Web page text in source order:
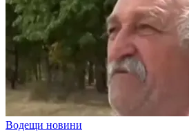
Водещи новини